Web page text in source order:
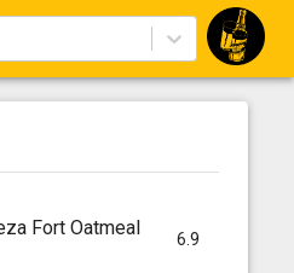
Fort Oatmeal
6.9